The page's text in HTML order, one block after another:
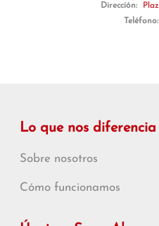
Dirección:
Teléfono:
Lo que nos diferencia
Sobre nosotros
Cómo funcionamos